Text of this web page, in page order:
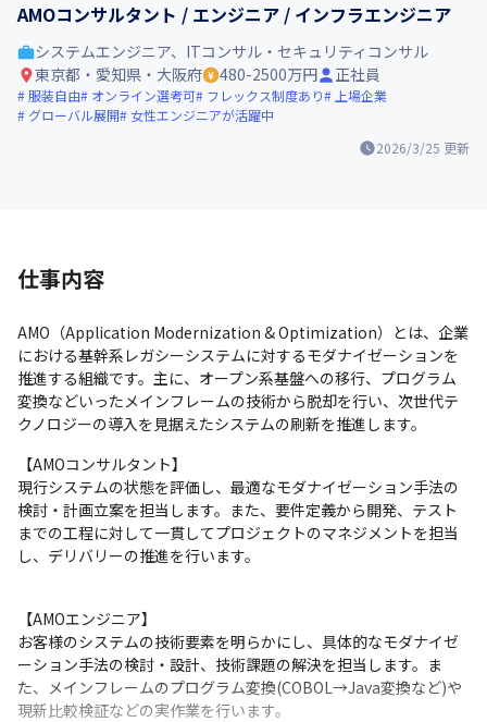
AMOコンサルタント / エンジニア / インフラエンジニア
2026/3/25 更新
システムエンジニア、ITコンサル・セキュリティコンサル
東京都・愛知県・大阪府
480-2500万円 正社員
服装自由 オンライン選考可 フレックス制度あり
上場企業
グローバル展開
女性エンジニアが活躍中
仕事内容
AMO（Application Modernization & Optimization）とは、企業
における基幹系レガシーシステムに対するモダナイゼーションを
推進する組織です。主に、オープン系基盤への移行、プログラム
変換などいったメインフレームの技術から脱却を行い、次世代テ
クノロジーの導入を見据えたシステムの刷新を推進します。
【AMOコンサルタント】
現行システムの状態を評価し、最適なモダナイゼーション手法の
検討・計画立案を担当します。また、要件定義から開発、テスト
までの工程に対して一貫してプロジェクトのマネジメントを担当
し、デリバリーの推進を行います。
【AMOエンジニア】
お客様のシステムの技術要素を明らかにし、具体的なモダナイゼ
ーション手法の検討・設計、技術課題の解決を担当します。ま
た、メインフレームのプログラム変換(COBOL→Java変換など)や
現新比較検証などの実作業を行います。